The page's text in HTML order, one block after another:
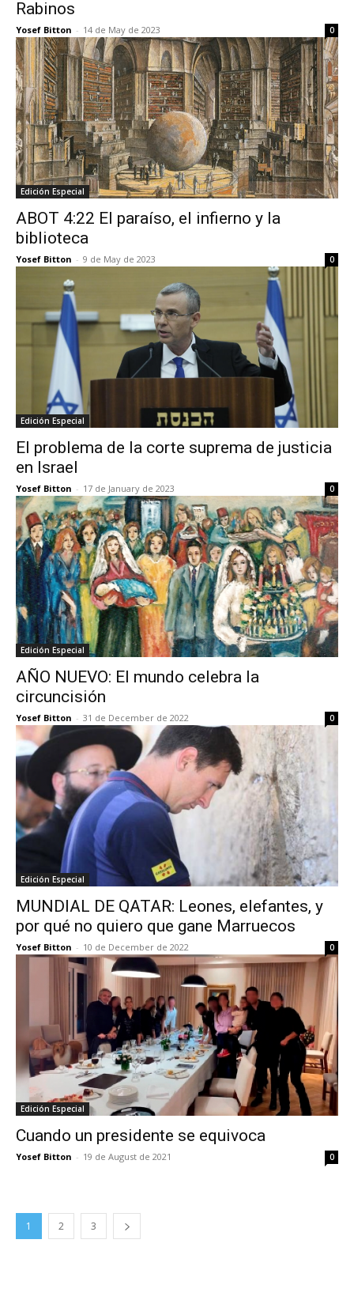
Rabinos
Yosef Bitton - 14 de May de 2023 0
Edición Especial
ABOT 4:22 El paraíso, el infierno y la
biblioteca
Yosef Bitton - 9 de May de 2023 0
Edición Especial
El problema de la corte suprema de justicia
en Israel
Yosef Bitton - 17 de January de 2023 0
Edición Especial
AÑO NUEVO: El mundo celebra la
circuncisión
Yosef Bitton - 31 de December de 2022 0
Edición Especial
MUNDIAL DE QATAR: Leones, elefantes, y
por qué no quiero que gane Marruecos
Yosef Bitton - 10 de December de 2022 0
Edición Especial
Cuando un presidente se equivoca
Yosef Bitton - 19 de August de 2021 0
1 2 3